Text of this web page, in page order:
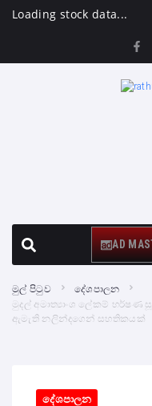
Loading stock data...
AD
මුල් පිටුව
දේශපාලන
මුදල් අමාත්‍යාංශ ලේකම්
ඇමැති නලින්දගෙන් සහතිකයක්
දේශපාලන